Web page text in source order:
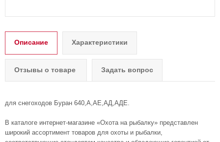
Описание Характеристики
Отзывы о товаре Задать вопрос
для снегоходов Буран 640,А,АЕ,АД,АДЕ.
В каталоге интернет-магазине «Охота на рыбалку» представлен
широкий ассортимент товаров для охоты и рыбалки,